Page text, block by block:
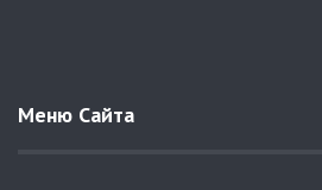
Меню Сайта